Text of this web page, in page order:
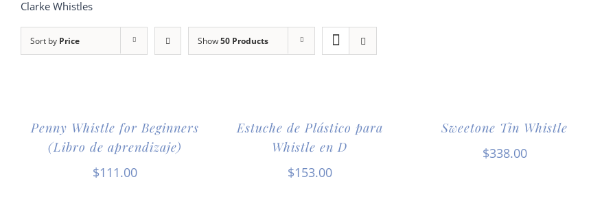
Clarke Whistles
Sort by Price Show50 Products
Penny Whistle for Beginners
(Libro de aprendizaje)
$111.00
Estuche de Plástico para
Whistle en D
$153.00
Sweetone Tin Whistle
$338.00